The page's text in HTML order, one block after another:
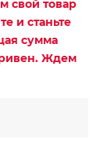
свой товар
и станьте
сумма
Ждем